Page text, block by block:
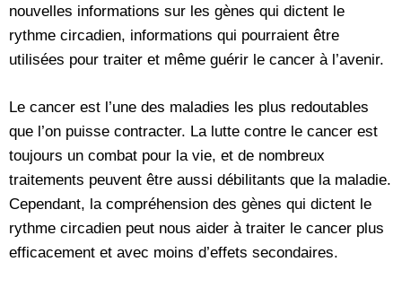
nouvelles informations sur les gènes qui dictent le
rythme circadien, informations qui pourraient être
utilisées pour traiter et même guérir le cancer à l’avenir.
Le cancer est l’une des maladies les plus redoutables
que l’on puisse contracter. La lutte contre le cancer est
toujours un combat pour la vie, et de nombreux
traitements peuvent être aussi débilitants que la maladie.
Cependant, la compréhension des gènes qui dictent le
rythme circadien peut nous aider à traiter le cancer plus
efficacement et avec moins d’effets secondaires.